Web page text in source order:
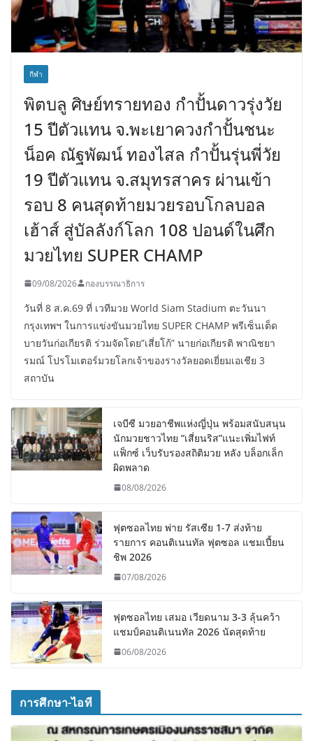
กีฬา
พิตบลู ศิษย์ทรายทอง กำปั้นดาวรุ่งวัย
15 ปีตัวแทน จ.พะเยาควงกำปั้นชนะ
น็อค ณัฐพัฒน์ ทองไสล กำปั้นรุ่นพี่วัย
19 ปีตัวแทน จ.สมุทรสาคร ผ่านเข้า
รอบ 8 คนสุดท้ายมวยรอบโกลบอล
เฮ้าส์ สู่บัลลังก์โลก 108 ปอนด์ในศึก
มวยไทย SUPER CHAMP
09/08/2026 กองบรรณาธิการ
วันที่ 8 ส.ค.69 ที่ เวทีมวย World Siam Stadium ตะวันนา
กรุงเทพฯ ในการแข่งขันมวยไทย SUPER CHAMP พรีเซ็นเต็ด
บายวันก่อเกียรติ ร่วมจัดโดย”เสี่ยโก้” นายก่อเกียรติ พาณิชยา
รมณ์ โปรโมเตอร์มวยโลกเจ้าของรางวัลยอดเยี่ยมเอเชีย 3
สถาบัน
เจบีซี มวยอาชีพแห่งญี่ปุ่น พร้อมสนับสนุน
นักมวยชาวไทย “เสี่ยนริส”แนะเพิ่มไฟท์
แฟ็กซ์ เว็บรับรองสถิติมวย หลัง บล็อกเล็ก
ผิดพลาด
08/08/2026
ฟุตซอลไทย พ่าย รัสเซีย 1-7 ส่งท้าย
รายการ คอนติเนนทัล ฟุตซอล แชมเปี้ยน
ชิพ 2026
07/08/2026
ฟุตซอลไทย เสมอ เวียดนาม 3-3 ลุ้นคว้า
แชมป์คอนติเนนทัล 2026 นัดสุดท้าย
06/08/2026
การศึกษา-ไอที